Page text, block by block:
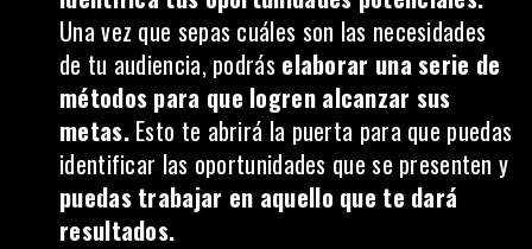
Una vez que sepas cuáles son las necesidades
de tu audiencia, podrás elaborar una serie de
métodos para que logren alcanzar sus
metas. Esto te abrirá la puerta para que puedas
identificar las oportunidades que se presenten y
puedas trabajar en aquello que te dará
resultados.